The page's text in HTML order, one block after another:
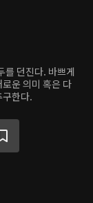
를 던진다. 바쁘게
운 의미 혹은 다
구한다.